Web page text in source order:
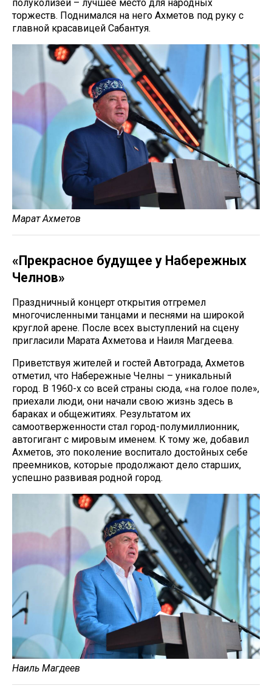
полуколизей – лучшее место для народных
торжеств. Поднимался на него Ахметов под руку с
главной красавицей Сабантуя.
Марат Ахметов
«Прекрасное будущее у Набережных
Челнов»
Праздничный концерт открытия отгремел
многочисленными танцами и песнями на широкой
круглой арене. После всех выступлений на сцену
пригласили Марата Ахметова и Наиля Магдеева.
Приветствуя жителей и гостей Автограда, Ахметов
отметил, что Набережные Челны – уникальный
город. В 1960-х со всей страны сюда, «на голое поле»,
приехали люди, они начали свою жизнь здесь в
бараках и общежитиях. Результатом их
самоотверженности стал город-полумиллионник,
автогигант с мировым именем. К тому же, добавил
Ахметов, это поколение воспитало достойных себе
преемников, которые продолжают дело старших,
успешно развивая родной город.
Наиль Магдеев